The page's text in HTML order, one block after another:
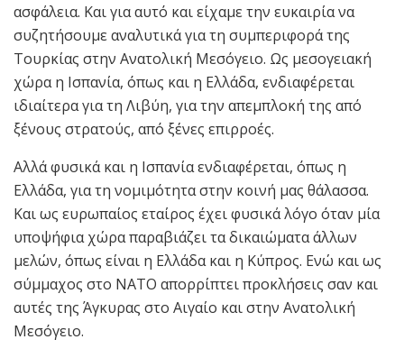
ασφάλεια. Και για αυτό και είχαμε την ευκαιρία να
συζητήσουμε αναλυτικά για τη συμπεριφορά της
Τουρκίας στην Ανατολική Μεσόγειο. Ως μεσογειακή
χώρα η Ισπανία, όπως και η Ελλάδα, ενδιαφέρεται
ιδιαίτερα για τη Λιβύη, για την απεμπλοκή της από
ξένους στρατούς, από ξένες επιρροές.
Αλλά φυσικά και η Ισπανία ενδιαφέρεται, όπως η
Ελλάδα, για τη νομιμότητα στην κοινή μας θάλασσα.
Και ως ευρωπαίος εταίρος έχει φυσικά λόγο όταν μία
υποψήφια χώρα παραβιάζει τα δικαιώματα άλλων
μελών, όπως είναι η Ελλάδα και η Κύπρος. Ενώ και ως
σύμμαχος στο ΝΑΤΟ απορρίπτει προκλήσεις σαν και
αυτές της Άγκυρας στο Αιγαίο και στην Ανατολική
Μεσόγειο.